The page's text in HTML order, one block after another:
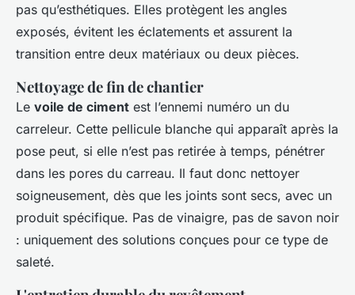
pas qu’esthétiques. Elles protègent les angles
exposés, évitent les éclatements et assurent la
transition entre deux matériaux ou deux pièces.
Nettoyage de fin de chantier
Le voile de ciment est l’ennemi numéro un du
carreleur. Cette pellicule blanche qui apparaît après la
pose peut, si elle n’est pas retirée à temps, pénétrer
dans les pores du carreau. Il faut donc nettoyer
soigneusement, dès que les joints sont secs, avec un
produit spécifique. Pas de vinaigre, pas de savon noir
: uniquement des solutions conçues pour ce type de
saleté.